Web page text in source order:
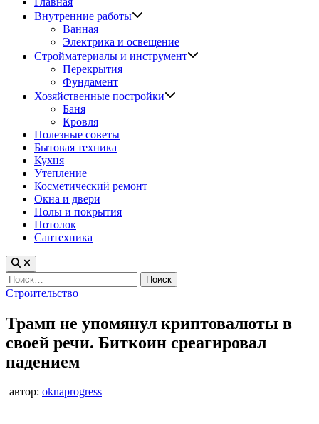
Внутренние работы
Ванная
Электрика и освещение
Стройматериалы и инструмент
Перекрытия
Фундамент
Хозяйственные постройки
Баня
Кровля
Полезные советы
Бытовая техника
Кухня
Утепление
Косметический ремонт
Окна и двери
Полы и покрытия
Потолок
Сантехника
Найти:
Опубликовано
Строительство
Трамп не упомянул криптовалюты в
своей речи. Биткоин среагировал
падением
автор: oknaprogress